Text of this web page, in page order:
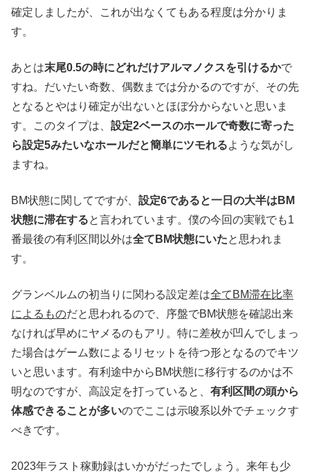
確定しましたが、これが出なくてもある程度は分かりま
す。
あとは末尾0.5の時にどれだけアルマノクスを引けるかで
すね。だいたい奇数、偶数までは分かるのですが、その先
となるとやはり確定が出ないとほぼ分からないと思いま
す。このタイプは、 設定2ベースのホールで奇数に寄った
ら設定5みたいなホールだと簡単にツモれるような気がし
ますね。
BM状態に関してですが、 設定6であると一日の大半はBM
状態に滞在すると言われています。僕の今回の実戦でも1
番最後の有利区間以外は全てBM状態にいたと思われま
す。
グランベルムの初当りに関わる設定差は全てBM滞在比率
によるものだと思われるので、序盤でBM状態を確認出来
なければ早めにヤメるのもアリ。特に差枚が凹んでしまっ
た場合はゲーム数によるリセットを待つ形となるのでキツ
いと思います。有利途中からBM状態に移行するのかは不
明なのですが、高設定を打っていると、 有利区間の頭から
体感できることが多いのでここは示唆系以外でチェックす
べきです。
2023年ラスト稼動録はいかがだったでしょう。来年も少